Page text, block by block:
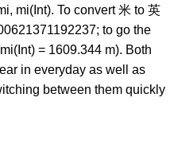
mi(Int). To convert 米 to 英
to go the
= 1609.344 m). Both
in everyday as well as
between them quickly